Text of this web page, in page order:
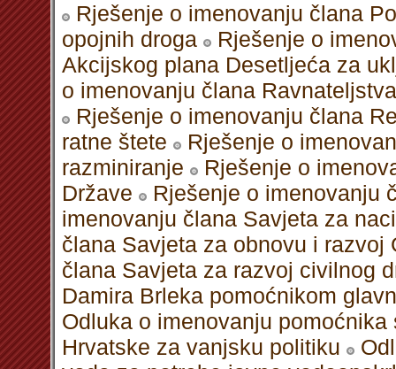
Rješenje o imenovanju člana
opojnih droga
Rješenje o
Akcijskog plana Desetljeća za
o imenovanju člana
Rješenje o imenovanju člana
ratne štete
Rješenje o
razminiranje
Rješenje o
Države
Rješenje o imenovanju
imenovanju člana Savjeta za
člana Savjeta za obnovu i razvoj
člana Savjeta za razvoj civilnog
Damira Brleka pomoćnikom
Odluka o imenovanju
Hrvatske za vanjsku politiku